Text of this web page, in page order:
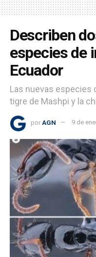
Describen
especies de
Ecuador
Las nuevas especies
tigre de Mashpi y la
por AGN 9 de